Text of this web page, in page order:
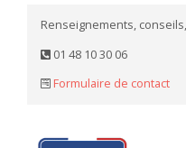
Renseignements,
01 48 10 30 06
Formulaire de contact